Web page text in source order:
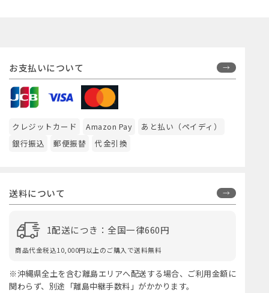
お支払いについて
クレジットカード Amazon Pay
あと払い（ペイディ）
銀行振込
郵便振替 代金引換
送料について
1配送につき：全国一律660円
商品代金税込10,000円以上のご購入で送料無料
※沖縄県全土を含む離島エリアへ配送する場合、ご利用金額に
関わらず、別途「離島中継手数料」がかかります。